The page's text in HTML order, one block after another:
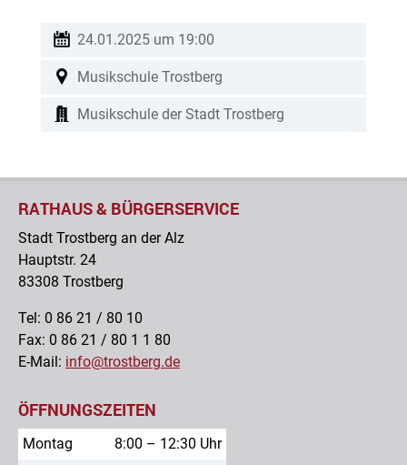
24.01.2025 um 19:00
Musikschule Trostberg
Musikschule der Stadt Trostberg
RATHAUS & BÜRGERSERVICE
Stadt Trostberg an der Alz
Hauptstr. 24
83308 Trostberg
Tel: 0 86 21 / 80 10
Fax: 0 86 21 / 80 1 1 80
E-Mail: info@trostberg.de
ÖFFNUNGSZEITEN
Montag
8:00 – 12:30 Uhr